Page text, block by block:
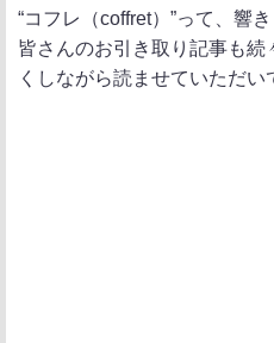
“コフレ（coffret）”って、響
皆さんのお引き取り記事も
くしながら読ませていただい